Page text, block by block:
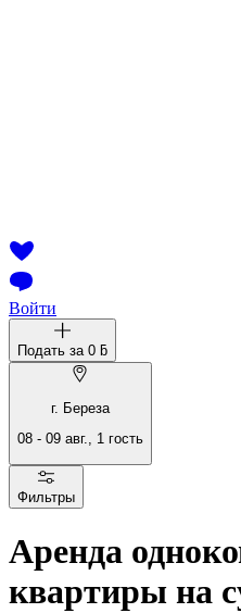
Войти
Подать за 0 ƃ
г. Береза
08 - 09 авг., 1 гость
Фильтры
Аренда
квартиры на